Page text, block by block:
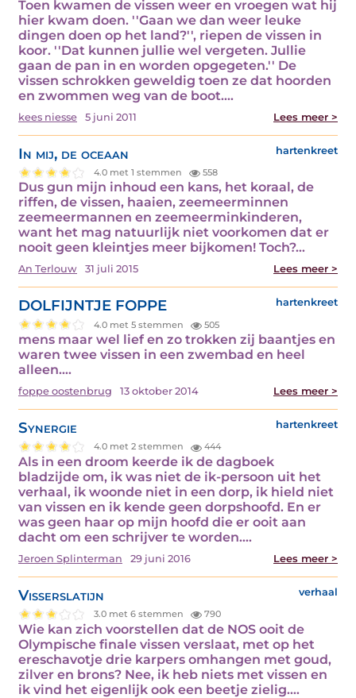
Toen kwamen de vissen weer en vroegen wat hij
hier kwam doen. ''Gaan we dan weer leuke
dingen doen op het land?'', riepen de vissen in
koor. ''Dat kunnen jullie wel vergeten. Jullie
gaan de pan in en worden opgegeten.'' De
vissen schrokken geweldig toen ze dat hoorden
en zwommen weg van de boot.…
kees niesse 5 juni 2011 Lees meer >
In mij, de oceaan hartenkreet
4.0 met 1 stemmen 558
Dus gun mijn inhoud een kans, het koraal, de
riffen, de vissen, haaien, zeemeerminnen
zeemeermannen en zeemeerminkinderen,
want het mag natuurlijk niet voorkomen dat er
nooit geen kleintjes meer bijkomen! Toch?…
An Terlouw 31 juli 2015 Lees meer >
DOLFIJNTJE FOPPE hartenkreet
4.0 met 5 stemmen 505
mens maar wel lief en zo trokken zij baantjes en
waren twee vissen in een zwembad en heel
alleen.…
foppe oostenbrug 13 oktober 2014 Lees meer >
Synergie hartenkreet
4.0 met 2 stemmen 444
Als in een droom keerde ik de dagboek
bladzijde om, ik was niet de ik-persoon uit het
verhaal, ik woonde niet in een dorp, ik hield niet
van vissen en ik kende geen dorpshoofd. En er
was geen haar op mijn hoofd die er ooit aan
dacht om een schrijver te worden.…
Jeroen Splinterman 29 juni 2016 Lees meer >
Visserslatijn verhaal
3.0 met 6 stemmen 790
Wie kan zich voorstellen dat de NOS ooit de
Olympische finale vissen verslaat, met op het
ereschavotje drie karpers omhangen met goud,
zilver en brons? Nee, ik heb niets met vissen en
ik vind het eigenlijk ook een beetje zielig.…